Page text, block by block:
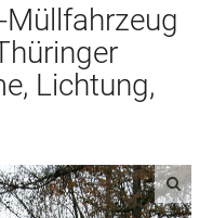
Müllfahrzeug
Lichtung,